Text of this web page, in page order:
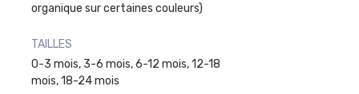
organique sur certaines couleurs)
TAILLES
0-3 mois, 3-6 mois, 6-12 mois, 12-18
mois, 18-24 mois